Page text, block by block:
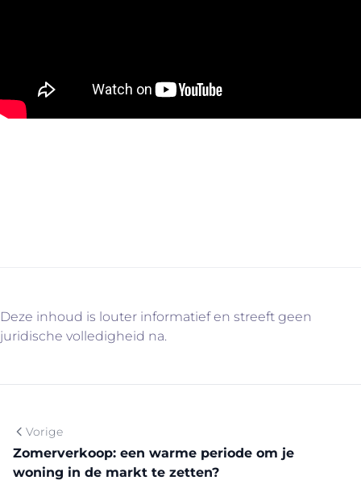
Deze inhoud is louter informatief en streeft geen
juridische volledigheid na.
Vorige
Zomerverkoop: een warme periode om je
woning in de markt te zetten?